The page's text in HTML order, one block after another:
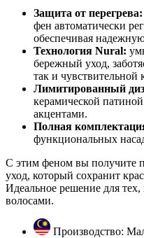
Защита от перегрева:
фен автоматически
обеспечивая
Технология Nural:
бережный уход,
так и чувствительной
Лимитированный
керамической
акцентами.
Полная
функциональных
С этим феном вы получите
уход, который сохранит
Идеальное решение для
волосами.
Производство: